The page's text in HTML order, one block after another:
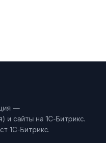
—
и сайты на 1С-Битрикс.
1С-Битрикс.